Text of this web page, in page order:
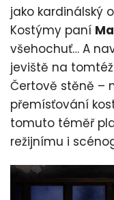
jako kardinálský
Kostýmy paní
všehochuť… A
jeviště na
Čertově stěně –
přemísťování
tomuto téměř
režijnímu i